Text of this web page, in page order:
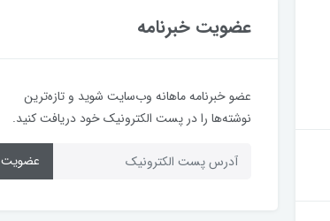
عضویت خبرنامه
عضو خبرنامه ماهانه وب‌سایت شوید و تازه‌ترین
نوشته‌ها را در پست الکترونیک خود دریافت کنید.
عضویت